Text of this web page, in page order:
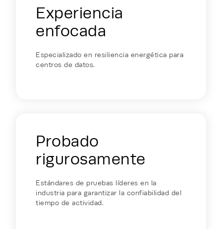
Experiencia
enfocada
Especializado en resiliencia energética para
centros de datos.
Probado
rigurosamente
Estándares de pruebas líderes en la
industria para garantizar la confiabilidad del
tiempo de actividad.